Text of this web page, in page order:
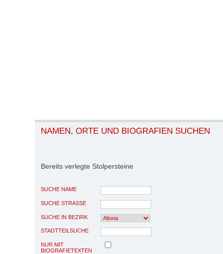
NAMEN, ORTE UND BIOGRAFIEN SUCHEN
Bereits verlegte Stolpersteine
SUCHE NAME
SUCHE STRASSE
SUCHE IN BEZIRK
STADTTEILSUCHE
NUR MIT
BIOGRAFIETEXTEN